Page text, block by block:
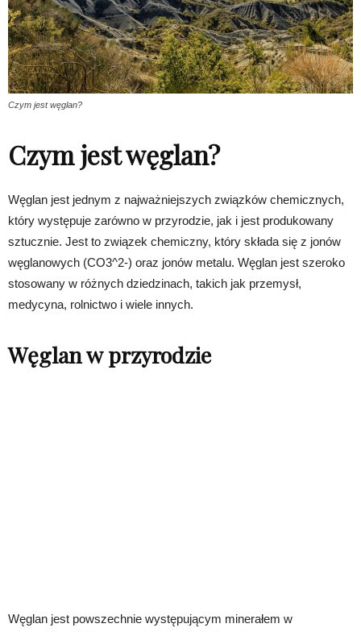
Czym jest węglan?
Czym jest węglan?
Węglan jest jednym z najważniejszych związków chemicznych,
który występuje zarówno w przyrodzie, jak i jest produkowany
sztucznie. Jest to związek chemiczny, który składa się z jonów
węglanowych (CO3^2-) oraz jonów metalu. Węglan jest szeroko
stosowany w różnych dziedzinach, takich jak przemysł,
medycyna, rolnictwo i wiele innych.
Węglan w przyrodzie
Węglan jest powszechnie występującym minerałem w